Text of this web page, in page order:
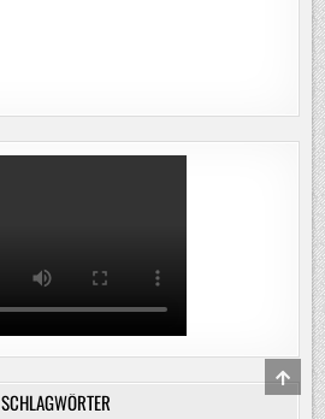
SCHLAGWÖRTER TO
TOP